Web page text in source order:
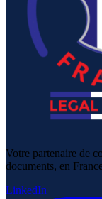
Votre partenaire de
documents, en
LinkedIn